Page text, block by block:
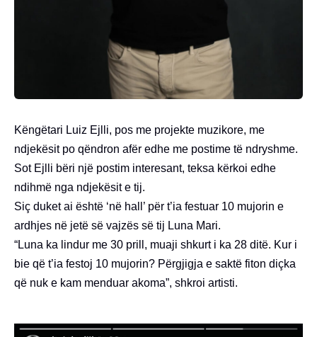
Këngëtari Luiz Ejlli, pos me projekte muzikore, me
ndjekësit po qëndron afër edhe me postime të ndryshme.
Sot Ejlli bëri një postim interesant, teksa kërkoi edhe
ndihmë nga ndjekësit e tij.
Siç duket ai është ‘në hall’ për t’ia festuar 10 mujorin e
ardhjes në jetë së vajzës së tij Luna Mari.
“Luna ka lindur me 30 prill, muaji shkurt i ka 28 ditë. Kur i
bie që t’ia festoj 10 mujorin? Përgjigja e saktë fiton diçka
që nuk e kam menduar akoma”, shkroi artisti.